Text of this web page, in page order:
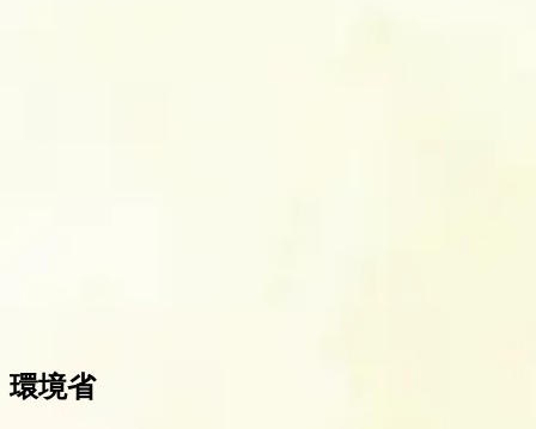
環境省